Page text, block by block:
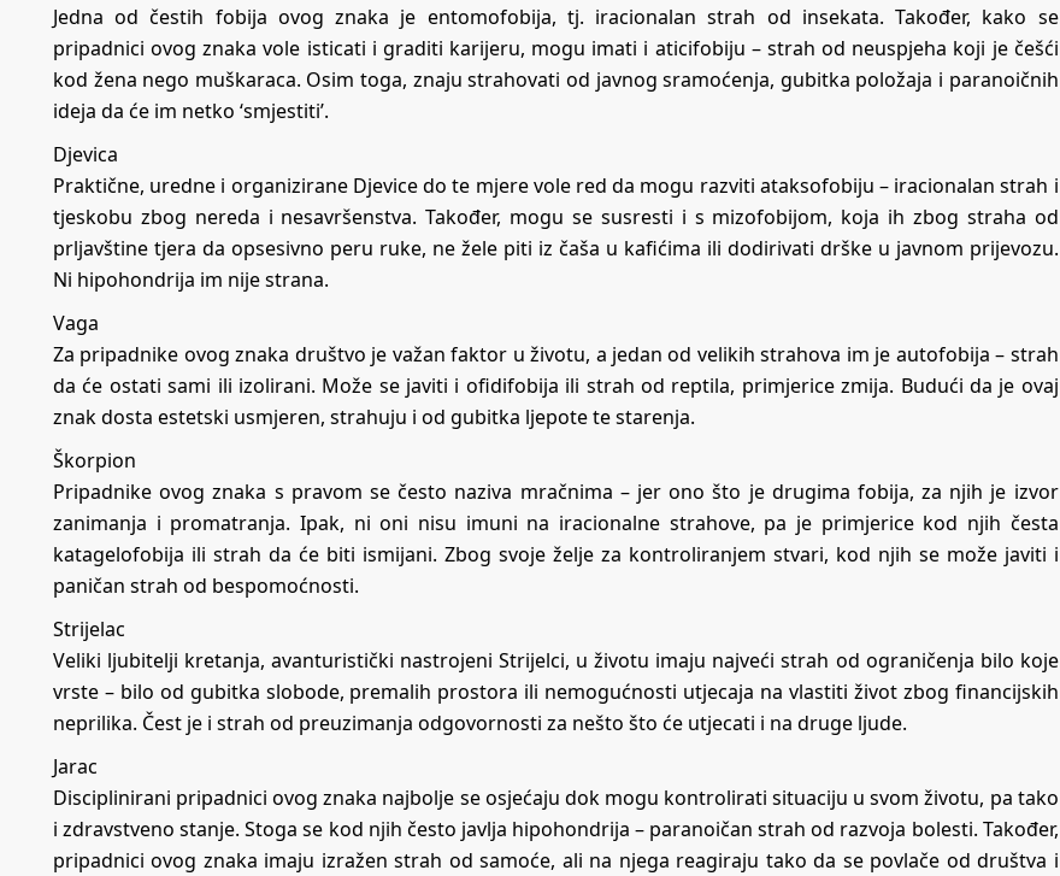
Jedna od čestih fobija ovog znaka je entomofobija, tj. iracionalan strah od insekata. Također, kako se
pripadnici ovog znaka vole isticati i graditi karijeru, mogu imati i aticifobiju – strah od neuspjeha koji je češći
kod žena nego muškaraca. Osim toga, znaju strahovati od javnog sramoćenja, gubitka položaja i paranoičnih
ideja da će im netko ‘smjestiti’.
Djevica
Praktične, uredne i organizirane Djevice do te mjere vole red da mogu razviti ataksofobiju – iracionalan strah i
tjeskobu zbog nereda i nesavršenstva. Također, mogu se susresti i s mizofobijom, koja ih zbog straha od
prljavštine tjera da opsesivno peru ruke, ne žele piti iz čaša u kafićima ili dodirivati drške u javnom prijevozu.
Ni hipohondrija im nije strana.
Vaga
Za pripadnike ovog znaka društvo je važan faktor u životu, a jedan od velikih strahova im je autofobija – strah
da će ostati sami ili izolirani. Može se javiti i ofidifobija ili strah od reptila, primjerice zmija. Budući da je ovaj
znak dosta estetski usmjeren, strahuju i od gubitka ljepote te starenja.
Škorpion
Pripadnike ovog znaka s pravom se često naziva mračnima – jer ono što je drugima fobija, za njih je izvor
zanimanja i promatranja. Ipak, ni oni nisu imuni na iracionalne strahove, pa je primjerice kod njih česta
katagelofobija ili strah da će biti ismijani. Zbog svoje želje za kontroliranjem stvari, kod njih se može javiti i
paničan strah od bespomoćnosti.
Strijelac
Veliki ljubitelji kretanja, avanturistički nastrojeni Strijelci, u životu imaju najveći strah od ograničenja bilo koje
vrste – bilo od gubitka slobode, premalih prostora ili nemogućnosti utjecaja na vlastiti život zbog financijskih
neprilika. Čest je i strah od preuzimanja odgovornosti za nešto što će utjecati i na druge ljude.
Jarac
Disciplinirani pripadnici ovog znaka najbolje se osjećaju dok mogu kontrolirati situaciju u svom životu, pa tako
i zdravstveno stanje. Stoga se kod njih često javlja hipohondrija – paranoičan strah od razvoja bolesti. Također,
pripadnici ovog znaka imaju izražen strah od samoće, ali na njega reagiraju tako da se povlače od društva i